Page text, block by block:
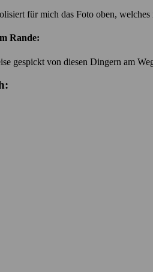
für mich das Foto oben,
Rande:
gespickt von diesen Dingern am